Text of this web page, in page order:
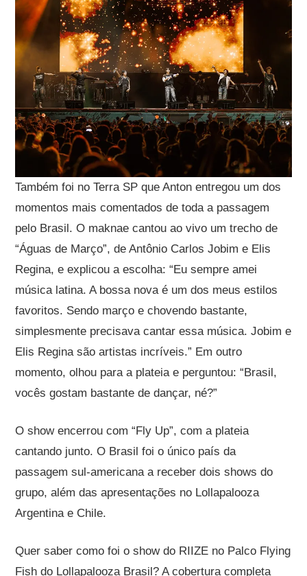
Também foi no Terra SP que Anton entregou um dos
momentos mais comentados de toda a passagem
pelo Brasil. O maknae cantou ao vivo um trecho de
“Águas de Março”, de Antônio Carlos Jobim e Elis
Regina, e explicou a escolha: “Eu sempre amei
música latina. A bossa nova é um dos meus estilos
favoritos. Sendo março e chovendo bastante,
simplesmente precisava cantar essa música. Jobim e
Elis Regina são artistas incríveis.” Em outro
momento, olhou para a plateia e perguntou: “Brasil,
vocês gostam bastante de dançar, né?”
O show encerrou com “Fly Up”, com a plateia
cantando junto. O Brasil foi o único país da
passagem sul-americana a receber dois shows do
grupo, além das apresentações no Lollapalooza
Argentina e Chile.
Quer saber como foi o show do RIIZE no Palco Flying
Fish do Lollapalooza Brasil? A cobertura completa